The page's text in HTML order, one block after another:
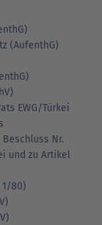
(AufenthG)
EWG/Türkei
Nr.
und zu Artikel
1/80)